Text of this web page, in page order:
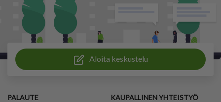
Aloita keskustelu
PALAUTE KAUPALLINEN YHTEISTYÖ